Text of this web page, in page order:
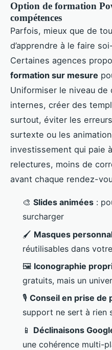
Option de formation
compétences
Parfois, mieux que de
d’apprendre à le faire
Certaines agences
formation sur mesure
Uniformiser le niveau
internes, créer des
surtout, éviter les
surtexte ou les
investissement qui paie
relectures, moins de
avant chaque rendez-
🎨 Slides animées :
surcharger
🖌️ Masques
réutilisables dans
🖼️ Iconographie
gratuits, mais un
🎙️ Conseil en prise de
support ne sert à rien
📱 Déclinaisons
une cohérence multi-